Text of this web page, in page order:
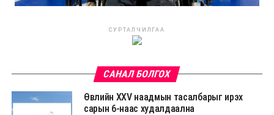
СУРТАЛЧИЛГАА
САНАЛ БОЛГОХ
Өвлийн XXV наадмын тасалбарыг ирэх
сарын 6-наас худалдаална